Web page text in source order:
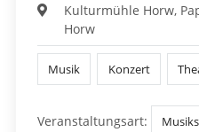
Kulturmühle Horw,
Horw
Musik Konzert
Veranstaltungsart: